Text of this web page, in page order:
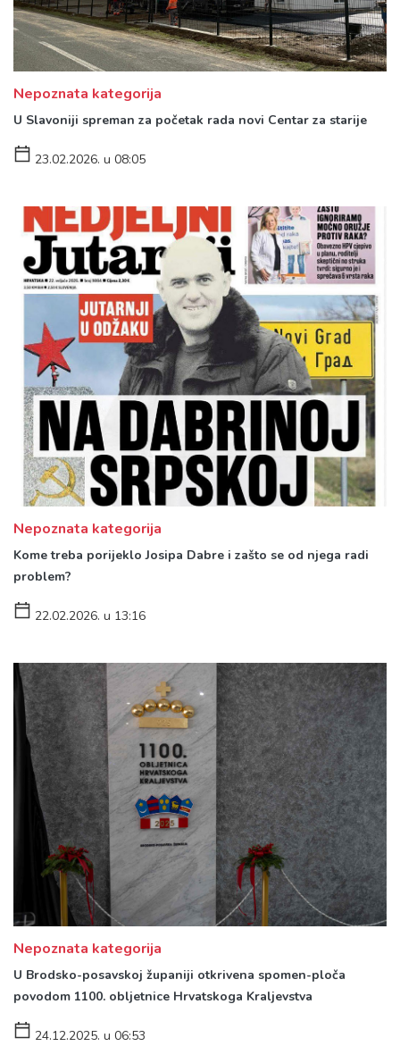
Nepoznata kategorija
U Slavoniji spreman za početak rada novi Centar za starije
23.02.2026. u 08:05
Nepoznata kategorija
Kome treba porijeklo Josipa Dabre i zašto se od njega radi
problem?
22.02.2026. u 13:16
Nepoznata kategorija
U Brodsko-posavskoj županiji otkrivena spomen-ploča
povodom 1100. obljetnice Hrvatskoga Kraljevstva
24.12.2025. u 06:53